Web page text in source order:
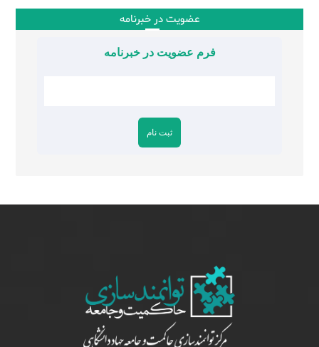
عضویت در خبرنامه
فرم عضویت در خبرنامه